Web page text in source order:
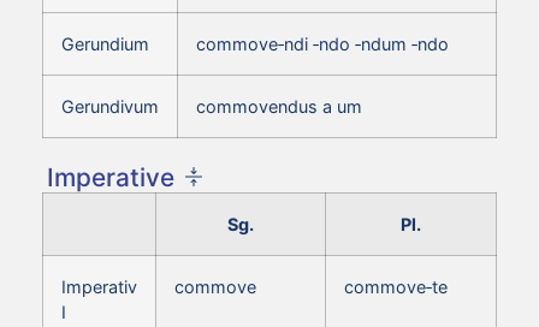
Gerundium commove‑ndi ‑ndo ‑ndum ‑ndo
Gerundivum commovendus a um
Imperative
Sg. Pl.
Imperativ
I
commove commove‑te